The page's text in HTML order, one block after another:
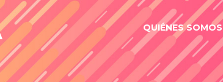
QUIÉNES SOMOS